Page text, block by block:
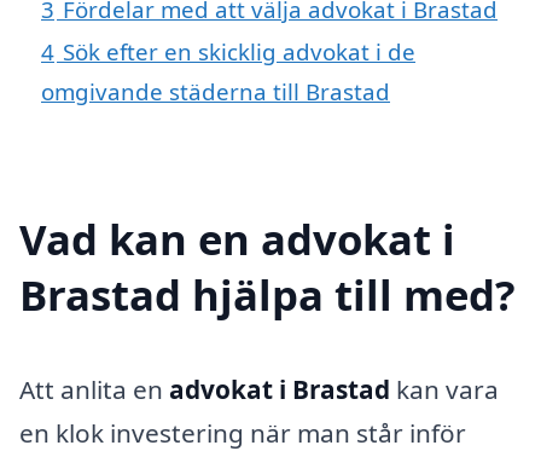
3 Fördelar med att välja advokat i Brastad
4 Sök efter en skicklig advokat i de
omgivande städerna till Brastad
Vad kan en advokat i
Brastad hjälpa till med?
Att anlita en advokat i Brastad kan vara
en klok investering när man står inför